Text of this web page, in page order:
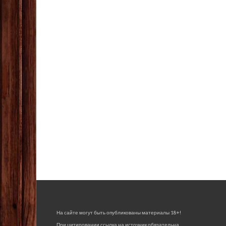
На сайте могут быть опубликованы материалы 18+!
При цитировании ссылка на источник обязательна.